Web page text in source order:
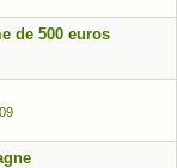
de 500 euros